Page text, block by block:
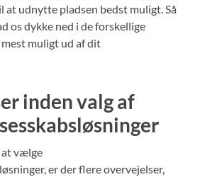
at udnytte pladsen bedst muligt. Så
os dykke ned i de forskellige
muligt ud af dit
inden valg af
at vælge
er der flere overvejelser,